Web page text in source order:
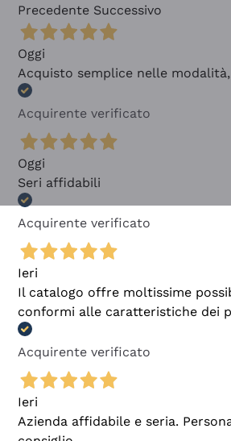
Precedente Successivo
Oggi
Acquisto semplice nelle
Acquirente verificato
Oggi
Seri affidabili
Acquirente verificato
Ieri
Il catalogo offre moltissime
conformi alle caratteristiche dei
Acquirente verificato
Ieri
Azienda affidabile e seria.